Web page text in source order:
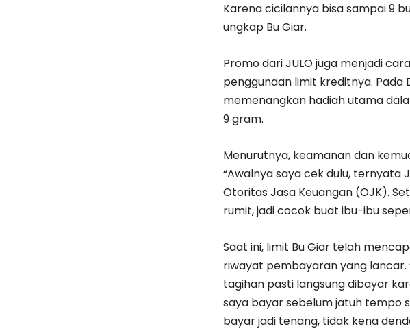
Karena cicilannya bisa sampai 9
ungkap Bu Giar.
Promo dari JULO juga menjadi
penggunaan limit kreditnya. Pada
memenangkan hadiah utama
9 gram.
Menurutnya, keamanan dan
“Awalnya saya cek dulu, ternyata
Otoritas Jasa Keuangan (OJK).
rumit, jadi cocok buat ibu-ibu
Saat ini, limit Bu Giar telah
riwayat pembayaran yang lancar.
tagihan pasti langsung dibayar
saya bayar sebelum jatuh tempo
bayar jadi tenang, tidak kena